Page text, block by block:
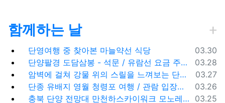
함께하는 날
등록일
03.30
단영여행 중 찾아본 마늘약선 식당
등록일
03.28
단양팔경 도담삼봉 - 석문 / 유람선 요금 주차비
등록일
03.27
암벽에 걸쳐 강물 위의 스릴을 느껴보는 단양 잔도길
등록일
03.26
단종 유배지 영월 청령포 여행 / 관람 입장료 주차장
등록일
03.25
충북 단양 전망대 만천하스카이워크 모노레일 주차장 여행코스